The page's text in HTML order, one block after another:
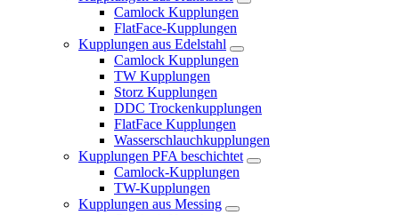
Camlock Kupplungen
FlatFace-Kupplungen
Kupplungen aus Edelstahl
Camlock Kupplungen
TW Kupplungen
Storz Kupplungen
DDC Trockenkupplungen
FlatFace Kupplungen
Wasserschlauchkupplungen
Kupplungen PFA beschichtet
Camlock-Kupplungen
TW-Kupplungen
Kupplungen aus Messing